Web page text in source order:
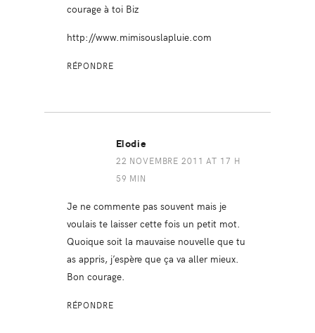
courage à toi Biz
http://www.mimisouslapluie.com
RÉPONDRE
Elodie
22 NOVEMBRE 2011 AT 17 H
59 MIN
Je ne commente pas souvent mais je
voulais te laisser cette fois un petit mot.
Quoique soit la mauvaise nouvelle que tu
as appris, j’espère que ça va aller mieux.
Bon courage.
RÉPONDRE